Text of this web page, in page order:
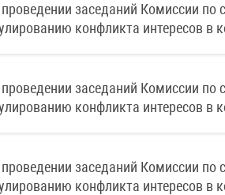
заседаний Комиссии
конфликта интересов в
заседаний Комиссии
конфликта интересов в
заседаний Комиссии
конфликта интересов в